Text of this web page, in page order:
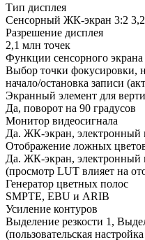
Тип дисплея
Сенсорный ЖК-экран 3:2
Разрешение дисплея
2,1 млн точек
Функции сенсорного экрана
Выбор точки фокусировки,
начало/остановка записи
Экранный элемент для
Да, поворот на 90 градусов
Монитор видеосигнала
Да. ЖК-экран, электронный
Отображение ложных
Да. ЖК-экран, электронный
(просмотр LUT влияет на
Генератор цветных полос
SMPTE, EBU и ARIB
Усиление контуров
Выделение резкости 1,
(пользовательская